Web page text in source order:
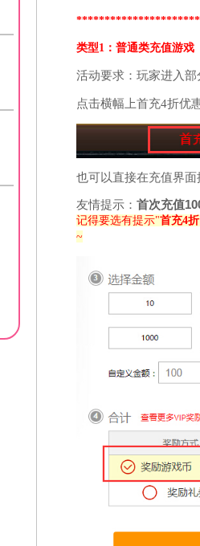
类型1：普通类充值游戏
活动要求：玩家进入
点击横幅上首充4折优
也可以直接在充值界
友情提示：首次充值
记得要选有提示"首充4折
~